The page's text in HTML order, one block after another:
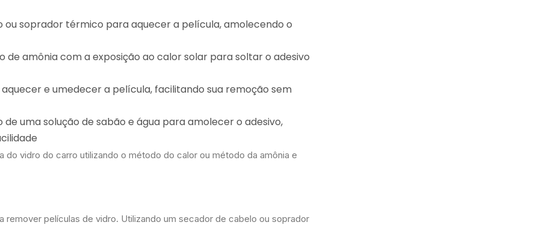
ou soprador térmico para aquecer a película, amolecendo o
de amônia com a exposição ao calor solar para soltar o adesivo
e umedecer a película, facilitando sua remoção sem
de uma solução de sabão e água para amolecer o adesivo,
vidro do carro utilizando o método do calor ou método da amônia e
remover películas de vidro. Utilizando um secador de cabelo ou soprador